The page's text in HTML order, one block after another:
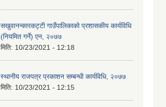
सखुवानन्कारकट्टी गाउँपालिकाको प्रशासकीय कार्यविधि
(नियमित गर्ने) एन, २०७७
मिति: 10/23/2021 - 12:18
स्थानीय राजपत्र प्रकाशन सम्बन्धी कार्यविधि, २०७७
मिति: 10/23/2021 - 12:15